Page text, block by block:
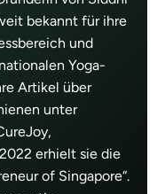
bekannt für ihre
und
Yoga-
Artikel über
unter
erhielt sie die
of Singapore“.